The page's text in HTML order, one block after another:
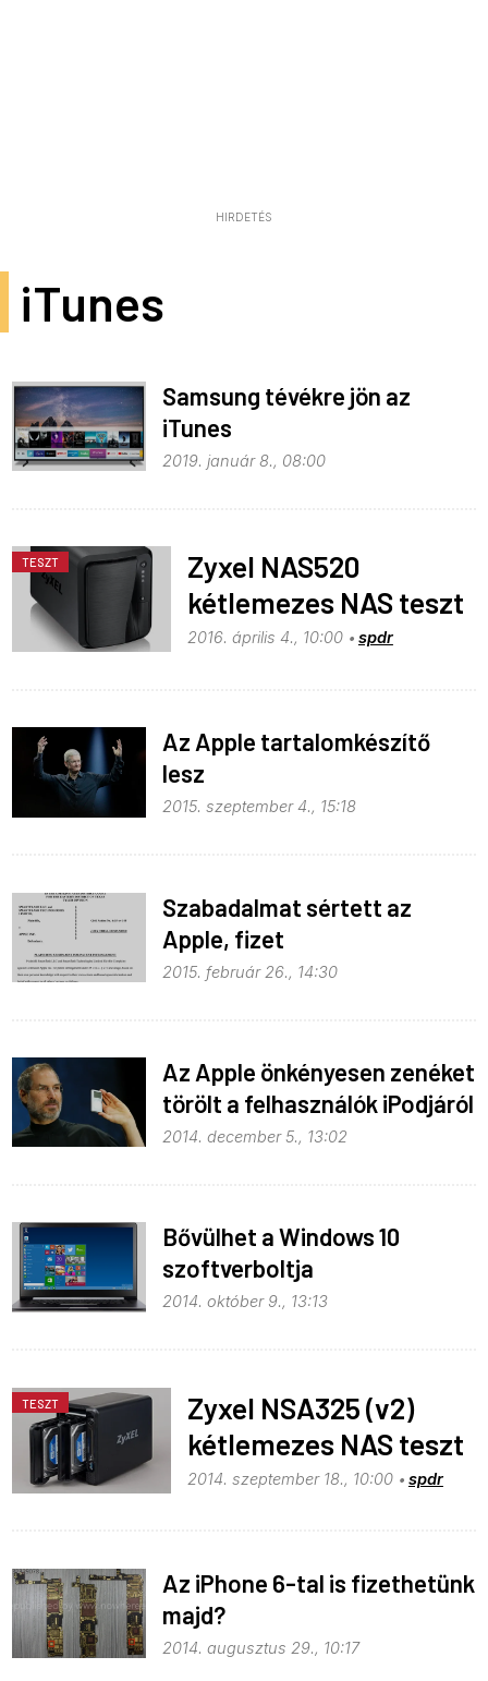
HIRDETÉS
iTunes
Samsung tévékre jön az
iTunes
2019. január 8., 08:00
TESZT
Zyxel NAS520
kétlemezes NAS teszt
2016. április 4., 10:00 spdr
Az Apple tartalomkészítő
lesz
2015. szeptember 4., 15:18
Szabadalmat sértett az
Apple, fizet
2015. február 26., 14:30
Az Apple önkényesen zenéket
törölt a felhasználók iPodjáról
2014. december 5., 13:02
Bővülhet a Windows 10
szoftverboltja
2014. október 9., 13:13
TESZT
Zyxel NSA325 (v2)
kétlemezes NAS teszt
2014. szeptember 18., 10:00 spdr
Az iPhone 6-tal is fizethetünk
majd?
2014. augusztus 29., 10:17